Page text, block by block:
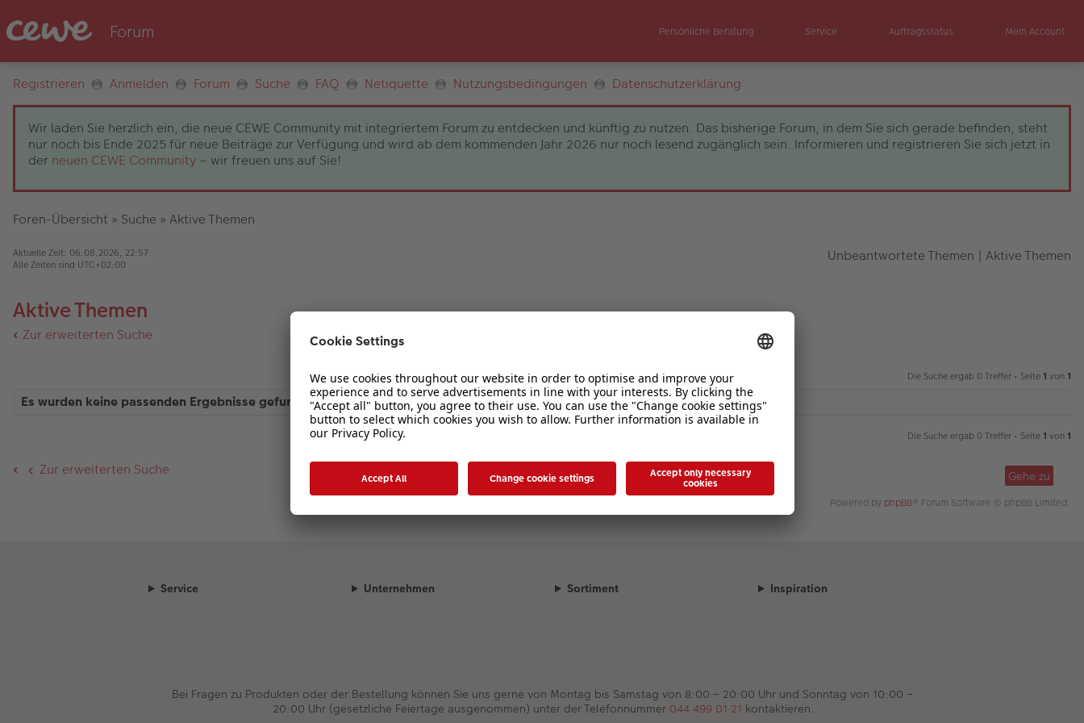
Persönliche Beratung Service Auftragsstatus Mein Account
Registrieren Anmelden Forum Suche FAQ Netiquette Nutzungsbedingungen Datenschutzerklärung
Wir laden Sie herzlich ein, die neue CEWE Community mit integriertem Forum zu entdecken und künftig zu nutzen. Das bisherige Forum, in dem Sie sich gerade befinden, steht
nur noch bis Ende 2025 für neue Beiträge zur Verfügung und wird ab dem kommenden Jahr 2026 nur noch lesend zugänglich sein. Informieren und registrieren Sie sich jetzt in
der neuen CEWE Community – wir freuen uns auf Sie!
Foren-Übersicht » Suche » Aktive Themen
Aktuelle Zeit: 06.08.2026, 22:57
Alle Zeiten sind UTC+02:00 Unbeantwortete Themen | Aktive Themen
Aktive Themen
Zur erweiterten Suche
Die Suche ergab 0 Treffer • Seite 1 von 1
Es wurden keine passenden Ergebnisse gefunden.
Die Suche ergab 0 Treffer • Seite 1 von 1
Zur erweiterten Suche Gehe zu
Powered by phpBB® Forum Software © phpBB Limited
Service Unternehmen Sortiment Inspiration
Bei Fragen zu Produkten oder der Bestellung können Sie uns gerne von Montag bis Samstag von 8:00 – 20:00 Uhr und Sonntag von 10:00 –
20:00 Uhr (gesetzliche Feiertage ausgenommen) unter der Telefonnummer 044 499 01 21 kontaktieren.